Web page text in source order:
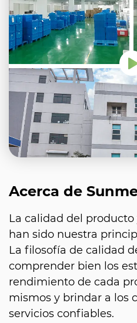
Acerca de
La calidad del
han sido nuestra
La filosofía de calidad
comprender bien los
rendimiento de cada
mismos y brindar a los
servicios confiables.